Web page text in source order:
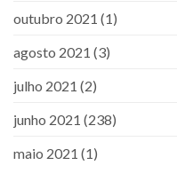
outubro 2021 (1)
agosto 2021 (3)
julho 2021 (2)
junho 2021 (238)
maio 2021 (1)